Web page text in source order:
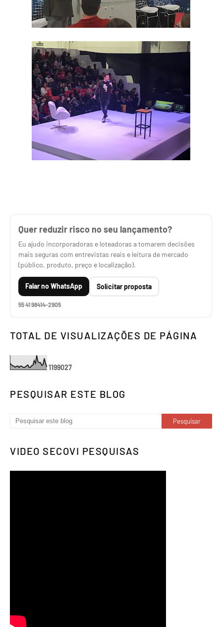
Quer reduzir risco no seu lançamento?
Eu ajudo incorporadoras e loteadoras a tomarem decisões
mais seguras com entrevistas reais e leitura de mercado
(público, produto, preço e localização).
Falar no WhatsApp Solicitar proposta
55 41 98414-2905
TOTAL DE VISUALIZAÇÕES DE PÁGINA
1199027
PESQUISAR ESTE BLOG
VIDEO SECOVI PESQUISAS